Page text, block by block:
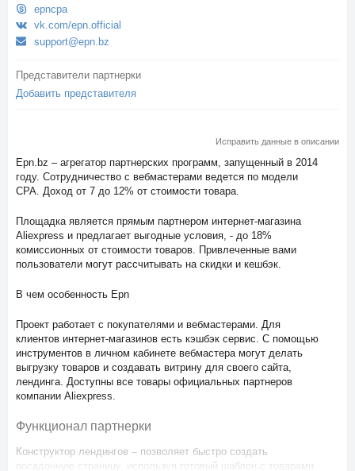
epncpa
vk.com/epn.official
support@epn.bz
Представители партнерки
Добавить представителя
Исправить данные в описании
Epn.bz – агрегатор партнерских программ, запущенный в 2014
году. Сотрудничество с вебмастерами ведется по модели
CPA. Доход от 7 до 12% от стоимости товара.
Площадка является прямым партнером интернет-магазина
Aliexpress и предлагает выгодные условия, - до 18%
комиссионных от стоимости товаров. Привлеченные вами
пользователи могут рассчитывать на скидки и кешбэк.
В чем особенность Epn
Проект работает с покупателями и вебмастерами. Для
клиентов интернет-магазинов есть кэшбэк сервис. С помощью
инструментов в личном кабинете вебмастера могут делать
выгрузку товаров и создавать витрину для своего сайта,
лендинга. Доступны все товары официальных партнеров
компании Aliexpress.
Функционал партнерки
Конструктор лендингов – позволяет быстро создать
посадочную страницу, используя готовый шаблон с товарами.